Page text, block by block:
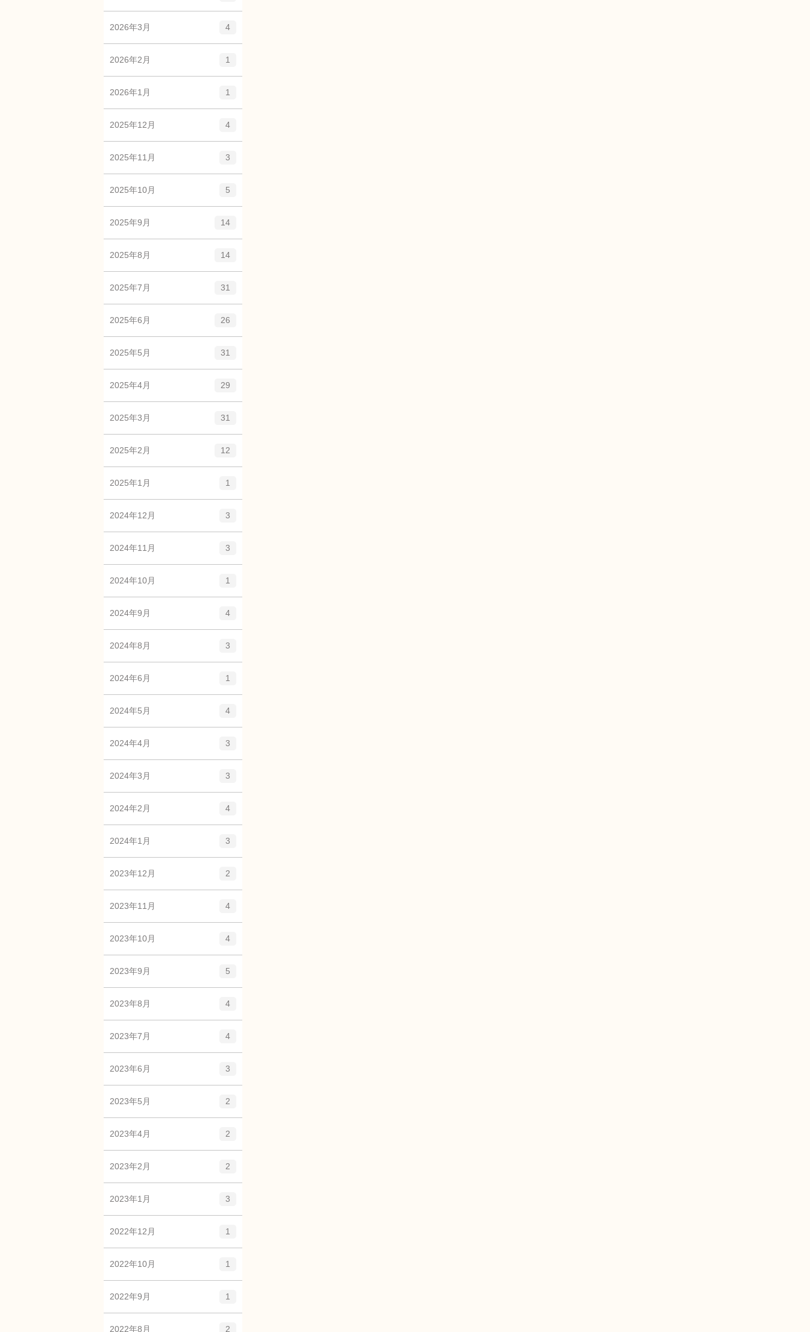
2026年3月 4
2026年2月 1
2026年1月 1
2025年12月 4
2025年11月 3
2025年10月 5
2025年9月 14
2025年8月 14
2025年7月 31
2025年6月 26
2025年5月 31
2025年4月 29
2025年3月 31
2025年2月 12
2025年1月 1
2024年12月 3
2024年11月 3
2024年10月 1
2024年9月 4
2024年8月 3
2024年6月 1
2024年5月 4
2024年4月 3
2024年3月 3
2024年2月 4
2024年1月 3
2023年12月 2
2023年11月 4
2023年10月 4
2023年9月 5
2023年8月 4
2023年7月 4
2023年6月 3
2023年5月 2
2023年4月 2
2023年2月 2
2023年1月 3
2022年12月 1
2022年10月 1
2022年9月 1
2022年8月 2